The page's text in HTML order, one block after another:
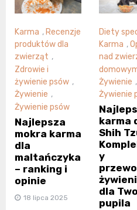
Karma , Recenzje
produktów dla
zwierząt ,
Zdrowie i
żywienie psów ,
Żywienie ,
Żywienie psów
Najlepsza
mokra karma
dla
maltańczyka
– ranking i
opinie
18 lipca 2025
Diety
Karma ,
nad
Żywienie ,
Żywienie
karma
Shih
y
dla
pupila